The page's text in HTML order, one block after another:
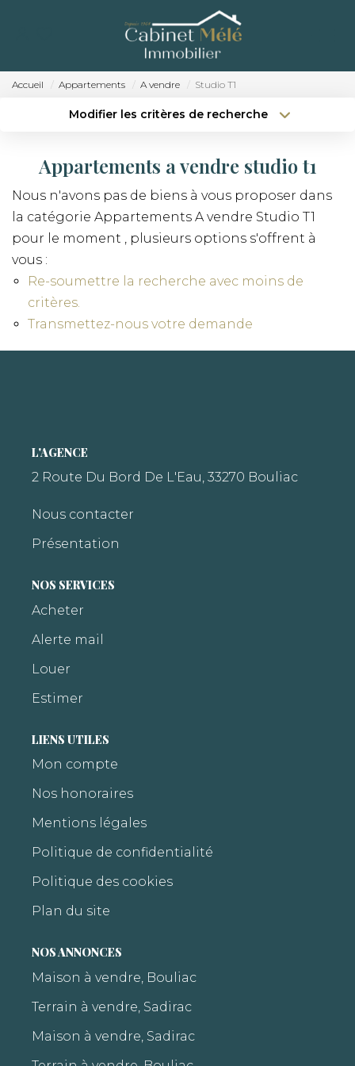
ACCUEIL
ACHETER
ESTIMER
RECRUTEMENT
CONTACT
Accueil Appartements A vendre Studio T1
Modifier les critères de recherche
Surface min
Plus de critères Créer une alerte
Appartements a vendre studio t1
Nous n'avons pas de biens à vous proposer dans
la catégorie Appartements A vendre Studio T1
pour le moment , plusieurs options s'offrent à
vous :
Re-soumettre la recherche avec moins de
critères.
Transmettez-nous votre demande
L'AGENCE
2 Route Du Bord De L'Eau, 33270 Bouliac
Nous contacter
Présentation
NOS SERVICES
Acheter
Alerte mail
Louer
Estimer
LIENS UTILES
Mon compte
Nos honoraires
Mentions légales
Politique de confidentialité
Politique des cookies
Plan du site
NOS ANNONCES
Maison à vendre, Bouliac
Terrain à vendre, Sadirac
Maison à vendre, Sadirac